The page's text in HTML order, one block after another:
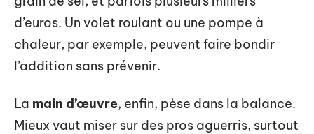
d’euros. Un volet roulant ou une pompe à
chaleur, par exemple, peuvent faire bondir
l’addition sans prévenir.
La main d’œuvre, enfin, pèse dans la balance.
Mieux vaut miser sur des pros aguerris, surtout